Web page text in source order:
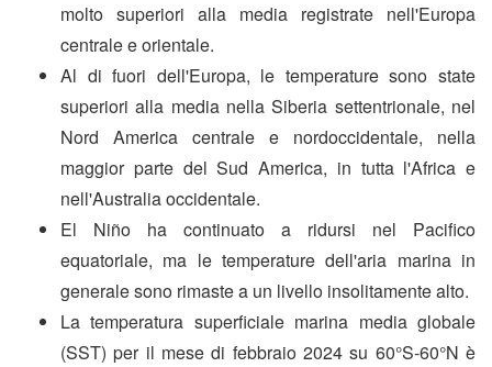
molto superiori alla media registrate nell'Europa
centrale e orientale.
Al di fuori dell'Europa, le temperature sono state
superiori alla media nella Siberia settentrionale, nel
Nord America centrale e nordoccidentale, nella
maggior parte del Sud America, in tutta l'Africa e
nell'Australia occidentale.
El Niño ha continuato a ridursi nel Pacifico
equatoriale, ma le temperature dell'aria marina in
generale sono rimaste a un livello insolitamente alto.
La temperatura superficiale marina media globale
(SST) per il mese di febbraio 2024 su 60°S-60°N è